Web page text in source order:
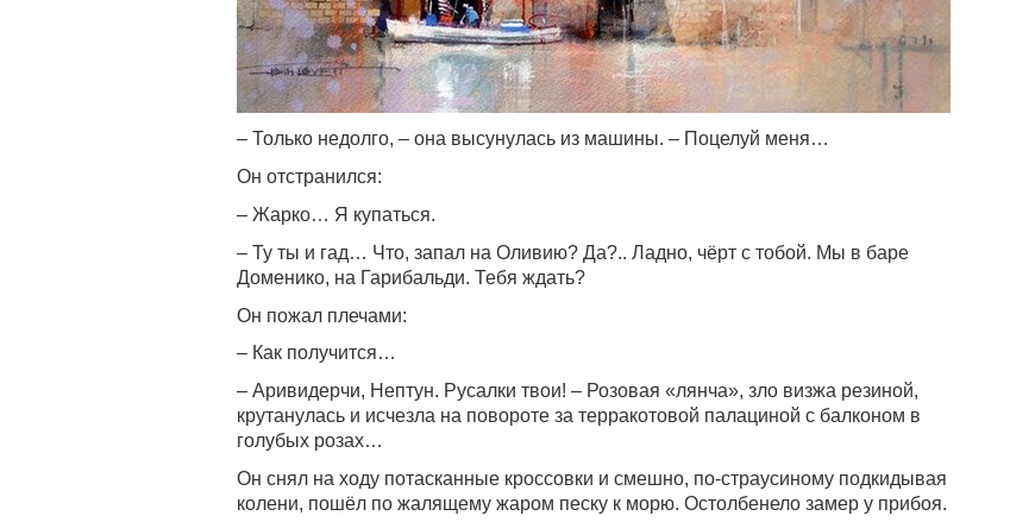
– Только недолго, – она высунулась из машины. – Поцелуй меня…
Он отстранился:
– Жарко… Я купаться.
– Ту ты и гад… Что, запал на Оливию? Да?.. Ладно, чёрт с тобой. Мы в баре
Доменико, на Гарибальди. Тебя ждать?
Он пожал плечами:
– Как получится…
– Аривидерчи, Нептун. Русалки твои! – Розовая «лянчa», зло визжа резиной,
крутанулась и исчезла на повороте за терракотовой палациной с балконом в
голубых розах…
Он снял на ходу потасканные кроссовки и смешно, по-страусиному подкидывая
колени, пошёл по жалящему жаром песку к морю. Остолбенело замер у прибоя.